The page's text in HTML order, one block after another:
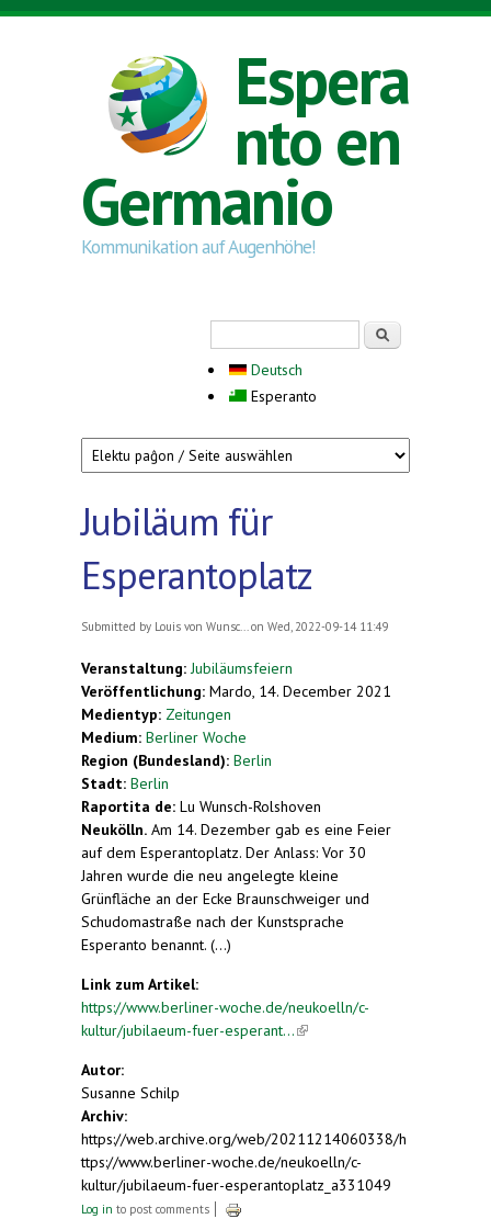
Skip to main content
Espera
nto en
Germanio
Kommunikation auf Augenhöhe!
Deutsch
Esperanto
Jubiläum für
Esperantoplatz
Submitted by Louis von Wunsc... on Wed, 2022-09-14 11:49
Veranstaltung: Jubiläumsfeiern
Veröffentlichung: Mardo, 14. December 2021
Medientyp: Zeitungen
Medium: Berliner Woche
Region (Bundesland): Berlin
Stadt: Berlin
Raportita de: Lu Wunsch-Rolshoven
Neukölln. Am 14. Dezember gab es eine Feier
auf dem Esperantoplatz. Der Anlass: Vor 30
Jahren wurde die neu angelegte kleine
Grünfläche an der Ecke Braunschweiger und
Schudomastraße nach der Kunstsprache
Esperanto benannt. (...)
Link zum Artikel:
https://www.berliner-woche.de/neukoelln/c-
kultur/jubilaeum-fuer-esperant...(link is external)
Autor:
Susanne Schilp
Archiv:
https://web.archive.org/web/20211214060338/h
ttps://www.berliner-woche.de/neukoelln/c-
kultur/jubilaeum-fuer-esperantoplatz_a331049
Log in to post comments